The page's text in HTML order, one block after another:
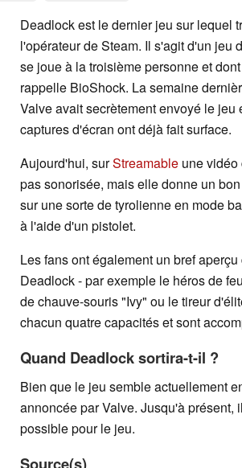
Deadlock est le dernier jeu sur lequel
l'opérateur de Steam. Il s'agit d'un jeu
se joue à la troisième personne et
rappelle BioShock. La semaine
Valve avait secrètement envoyé le
captures d'écran ont déjà fait surface.
Aujourd'hui, surStreamable une vidéo
pas sonorisée, mais elle donne un
sur une sorte de tyrolienne en mode
à l'aide d'un pistolet.
Les fans ont également un bref
Deadlock - par exemple le héros de
de chauve-souris "Ivy" ou le tireur
chacun quatre capacités et sont
Quand Deadlock sortira-t-il ?
Bien que le jeu semble actuellement
annoncée par Valve. Jusqu'à
possible pour le jeu.
Source(s)